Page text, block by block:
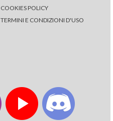
COOKIES POLICY
TERMINI E CONDIZIONI D'USO